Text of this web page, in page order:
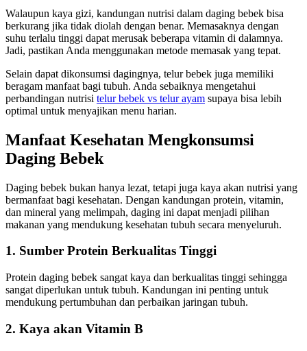
Walaupun kaya gizi, kandungan nutrisi dalam daging bebek bisa
berkurang jika tidak diolah dengan benar. Memasaknya dengan
suhu terlalu tinggi dapat merusak beberapa vitamin di dalamnya.
Jadi, pastikan Anda menggunakan metode memasak yang tepat.
Selain dapat dikonsumsi dagingnya, telur bebek juga memiliki
beragam manfaat bagi tubuh. Anda sebaiknya mengetahui
perbandingan nutrisi telur bebek vs telur ayam supaya bisa lebih
optimal untuk menyajikan menu harian.
Manfaat Kesehatan Mengkonsumsi
Daging Bebek
Daging bebek bukan hanya lezat, tetapi juga kaya akan nutrisi yang
bermanfaat bagi kesehatan. Dengan kandungan protein, vitamin,
dan mineral yang melimpah, daging ini dapat menjadi pilihan
makanan yang mendukung kesehatan tubuh secara menyeluruh.
1. Sumber Protein Berkualitas Tinggi
Protein daging bebek sangat kaya dan berkualitas tinggi sehingga
sangat diperlukan untuk tubuh. Kandungan ini penting untuk
mendukung pertumbuhan dan perbaikan jaringan tubuh.
2. Kaya akan Vitamin B